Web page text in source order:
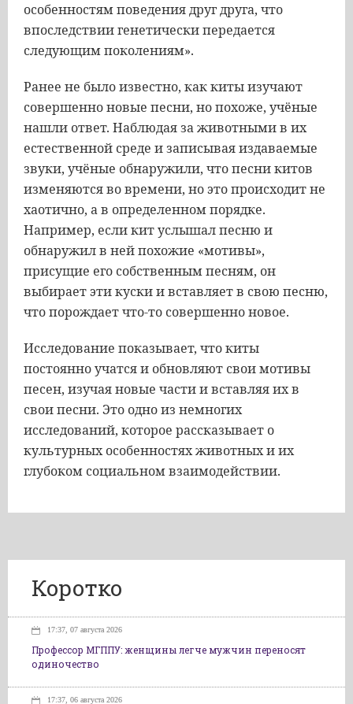
особенностям поведения друг друга, что
впоследствии генетически передается
следующим поколениям».
Ранее не было известно, как киты изучают
совершенно новые песни, но похоже, учёные
нашли ответ. Наблюдая за животными в их
естественной среде и записывая издаваемые
звуки, учёные обнаружили, что песни китов
изменяются во времени, но это происходит не
хаотично, а в определенном порядке.
Например, если кит услышал песню и
обнаружил в ней похожие «мотивы»,
присущие его собственным песням, он
выбирает эти куски и вставляет в свою песню,
что порождает что-то совершенно новое.
Исследование показывает, что киты
постоянно учатся и обновляют свои мотивы
песен, изучая новые части и вставляя их в
свои песни. Это одно из немногих
исследований, которое рассказывает о
культурных особенностях животных и их
глубоком социальном взаимодействии.
Коротко
17:37, 07 августа 2026
Профессор МГППУ: женщины легче мужчин переносят
одиночество
17:37, 06 августа 2026